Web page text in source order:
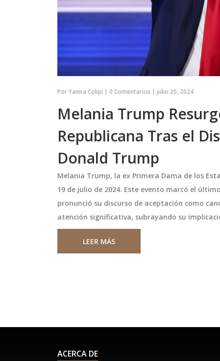
PorYanira Colipi | 0 Comentarios | julio 20, 2024
Melania Trump
Republicana Tras el
Donald Trump
Melania Trump, la ex Primera Dama de los
19 de julio de 2024. Este evento marcó el
pronunció su discurso de aceptación como
atención significativa, subrayando su
LEER MÁS
ACERCA DE